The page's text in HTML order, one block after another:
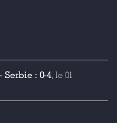
Serbie : 0-4, le 01